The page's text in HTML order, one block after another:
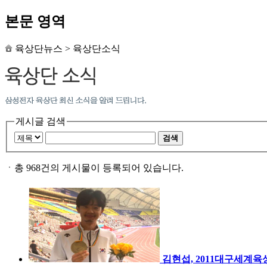
본문 영역
육상단뉴스 > 육상단소식
게시글 검색
검색
ㆍ 총 968건의 게시물이 등록되어 있습니다.
김현섭, 2011대구세계육